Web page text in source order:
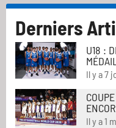
Derniers
U18 :
Il y a 7
Il y a 1